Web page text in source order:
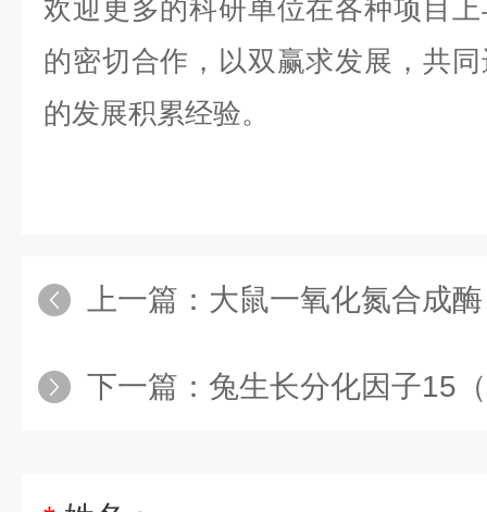
欢迎更多的科研单位在各种项目
的密切合作，以双赢求发展，共
的发展积累经验。
上一篇： 大鼠一氧化氮合成酶（
下一篇： 兔生长分化因子15（